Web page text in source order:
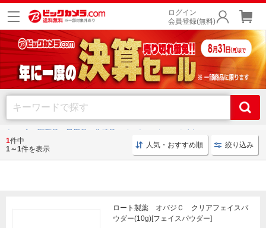
ログイン
会員登録(無料)
トップ 医薬品・日用品・化粧品・ペット ベースメイク
ベースメイク
1件中
1～1件を表示 人気・おすすめ順 絞り込み
ロート製薬 オバジＣ クリアフェイスパ
ウダー(10g)[フェイスパウダー]